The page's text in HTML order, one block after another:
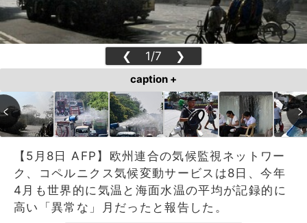
❮ 1/7 ❯
caption +
【5月8日 AFP】欧州連合の気候監視ネットワー
ク、コペルニクス気候変動サービスは8日、今年
4月も世界的に気温と海面水温の平均が記録的に
高い「異常な」月だったと報告した。